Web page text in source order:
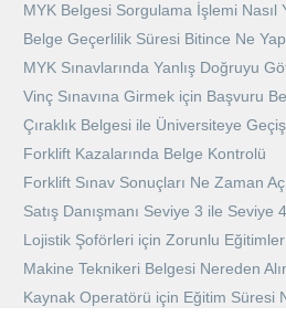
MYK Belgesi Sorgulama İşlemi Nasıl
Belge Geçerlilik Süresi Bitince Ne
MYK Sınavlarında Yanlış Doğruyu
Vinç Sınavına Girmek için Başvuru
Çıraklık Belgesi ile Üniversiteye
Forklift Kazalarında Belge Kontrolü
Forklift Sınav Sonuçları Ne Zaman
Satış Danışmanı Seviye 3 ile Seviye
Lojistik Şoförleri için Zorunlu Eğitimler
Makine Teknikeri Belgesi Nereden
Kaynak Operatörü için Eğitim Süresi